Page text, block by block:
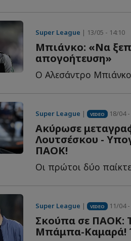
Super League | 13/05 - 14:10
Μπιάνκο: «Να
απογοήτευση»
Super League | VIDEO 18/04
Ακύρωσε
Λουτσέσκου -
ΠΑΟΚ!
Super League | VIDEO 11/04
Σκούπα σε ΠΑΟΚ:
Μπάμπα-Καμαρά!